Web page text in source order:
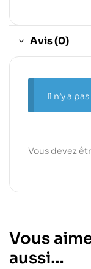
Avis (0)
Il n’y a
Vous devez
Vous
aussi…